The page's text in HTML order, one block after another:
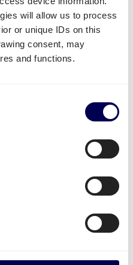
will allow us to process
or unique IDs on this
consent, may
and functions.
Abholadresse in der
auch an
nach Groningen
, wird die Plattform für